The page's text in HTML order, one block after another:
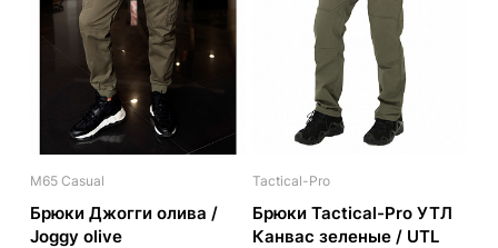
M65 Casual
Брюки Джогги олива /
Joggy olive
Tactical-Pro
Брюки Tactical-Pro УТЛ
Канвас зеленые / UTL